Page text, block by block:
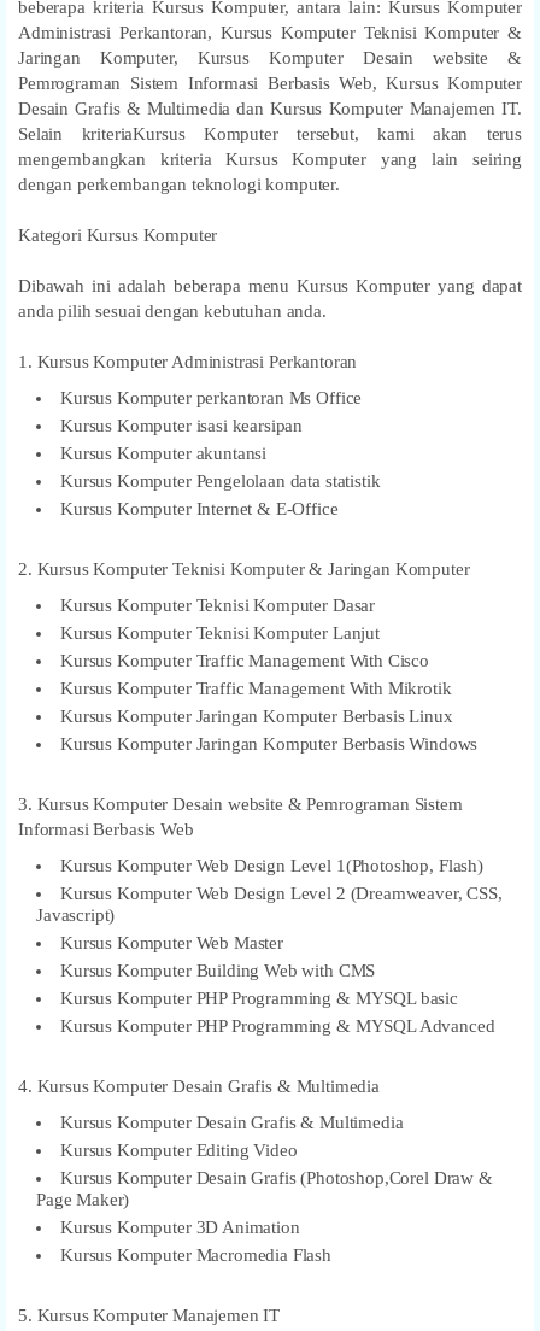
beberapa kriteria Kursus Komputer, antara lain: Kursus Komputer
Administrasi Perkantoran, Kursus Komputer Teknisi Komputer &
Jaringan Komputer, Kursus Komputer Desain website &
Pemrograman Sistem Informasi Berbasis Web, Kursus Komputer
Desain Grafis & Multimedia dan Kursus Komputer Manajemen IT.
Selain kriteriaKursus Komputer tersebut, kami akan terus
mengembangkan kriteria Kursus Komputer yang lain seiring
dengan perkembangan teknologi komputer.
Kategori Kursus Komputer
Dibawah ini adalah beberapa menu Kursus Komputer yang dapat
anda pilih sesuai dengan kebutuhan anda.
1. Kursus Komputer Administrasi Perkantoran
Kursus Komputer perkantoran Ms Office
Kursus Komputer isasi kearsipan
Kursus Komputer akuntansi
Kursus Komputer Pengelolaan data statistik
Kursus Komputer Internet & E-Office
2. Kursus Komputer Teknisi Komputer & Jaringan Komputer
Kursus Komputer Teknisi Komputer Dasar
Kursus Komputer Teknisi Komputer Lanjut
Kursus Komputer Traffic Management With Cisco
Kursus Komputer Traffic Management With Mikrotik
Kursus Komputer Jaringan Komputer Berbasis Linux
Kursus Komputer Jaringan Komputer Berbasis Windows
3. Kursus Komputer Desain website & Pemrograman Sistem
Informasi Berbasis Web
Kursus Komputer Web Design Level 1(Photoshop, Flash)
Kursus Komputer Web Design Level 2 (Dreamweaver, CSS,
Javascript)
Kursus Komputer Web Master
Kursus Komputer Building Web with CMS
Kursus Komputer PHP Programming & MYSQL basic
Kursus Komputer PHP Programming & MYSQL Advanced
4. Kursus Komputer Desain Grafis & Multimedia
Kursus Komputer Desain Grafis & Multimedia
Kursus Komputer Editing Video
Kursus Komputer Desain Grafis (Photoshop,Corel Draw &
Page Maker)
Kursus Komputer 3D Animation
Kursus Komputer Macromedia Flash
5. Kursus Komputer Manajemen IT